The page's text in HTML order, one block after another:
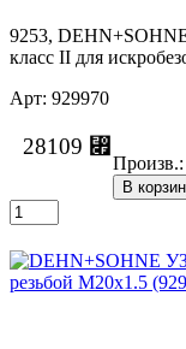
9253,
класс II для
Арт: 929970
28109 ⃏
Произв.:
В